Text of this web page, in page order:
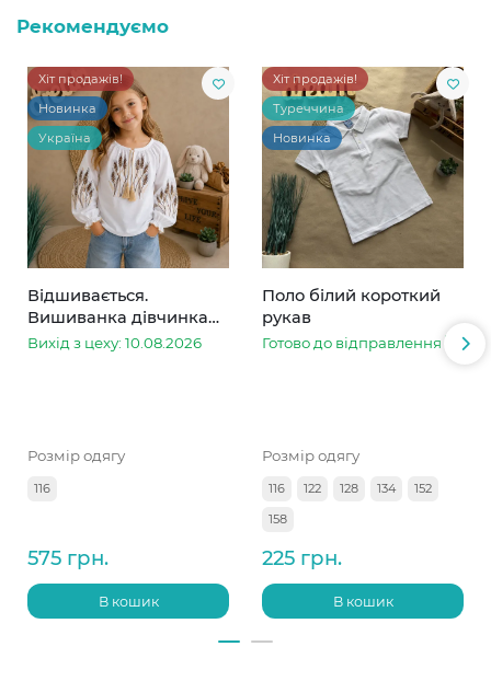
Рекомендуємо
Хіт продажів!
Новинка
Україна
Відшивається.
Вишиванка дівчинка
колоски
Вихід з цеху: 10.08.2026
Розмір одягу
116
575 грн.
В кошик
Хіт продажів!
Туреччина
Новинка
Поло білий короткий
рукав
Готово до відправлення
Розмір одягу
116 122 128 134
152
158
225 грн.
В кошик